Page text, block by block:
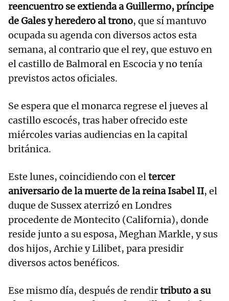
reencuentro se extienda a Guillermo, príncipe
de Gales y heredero al trono, que sí mantuvo
ocupada su agenda con diversos actos esta
semana, al contrario que el rey, que estuvo en
el castillo de Balmoral en Escocia y no tenía
previstos actos oficiales.
Se espera que el monarca regrese el jueves al
castillo escocés, tras haber ofrecido este
miércoles varias audiencias en la capital
británica.
Este lunes, coincidiendo con eltercer
aniversario de la muerte de la reina Isabel II, el
duque de Sussex aterrizó en Londres
procedente de Montecito (California), donde
reside junto a su esposa, Meghan Markle, y sus
dos hijos, Archie y Lilibet, para presidir
diversos actos benéficos.
Ese mismo día, después de rendirtributo a su